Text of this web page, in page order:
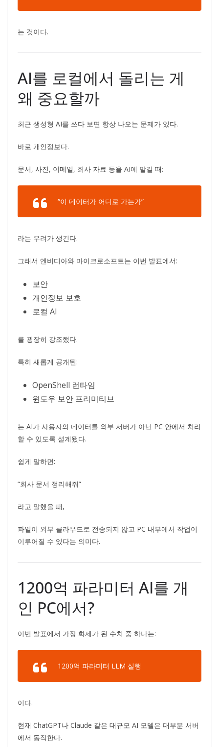
는 것이다.
AI를 로컬에서 돌리는 게
왜 중요할까
최근 생성형 AI를 쓰다 보면 항상 나오는 문제가 있다.
바로 개인정보다.
문서, 사진, 이메일, 회사 자료 등을 AI에 맡길 때:
“이 데이터가 어디로 가는가”
라는 우려가 생긴다.
그래서 엔비디아와 마이크로소프트는 이번 발표에서:
보안
개인정보 보호
로컬 AI
를 굉장히 강조했다.
특히 새롭게 공개된:
OpenShell 런타임
윈도우 보안 프리미티브
는 AI가 사용자의 데이터를 외부 서버가 아닌 PC 안에서 처리
할 수 있도록 설계됐다.
쉽게 말하면:
“회사 문서 정리해줘”
라고 말했을 때,
파일이 외부 클라우드로 전송되지 않고 PC 내부에서 작업이
이루어질 수 있다는 의미다.
1200억 파라미터 AI를 개
인 PC에서?
이번 발표에서 가장 화제가 된 수치 중 하나는:
1200억 파라미터 LLM 실행
이다.
현재 ChatGPT나 Claude 같은 대규모 AI 모델은 대부분 서버
에서 동작한다.